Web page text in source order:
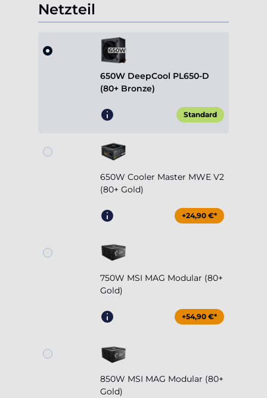
Netzteil
650W DeepCool PL650-D
(80+ Bronze)
Standard
650W Cooler Master MWE V2
(80+ Gold)
+24,90 €*
750W MSI MAG Modular (80+
Gold)
+54,90 €*
850W MSI MAG Modular (80+
Gold)